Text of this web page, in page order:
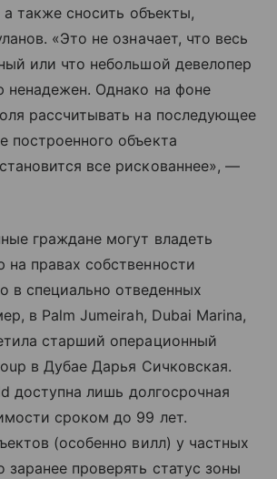
также сносить объекты,
«Это не означает, что весь
или что небольшой девелопер
ненадежен. Однако на фоне
рассчитывать на последующее
построенного объекта
все рискованнее», —
граждане могут владеть
правах собственности
в специально отведенных
в Palm Jumeirah, Dubai Marina,
старший операционный
в Дубае Дарья Сичковская.
доступна лишь долгосрочная
сроком до 99 лет.
(особенно вилл) у частных
проверять статус зоны